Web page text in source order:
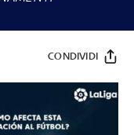
CONDIVIDI